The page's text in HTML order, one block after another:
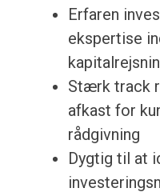
Erfaren
ekspertise
Stærk track
afkast for
rådgivning
Dygtig til at